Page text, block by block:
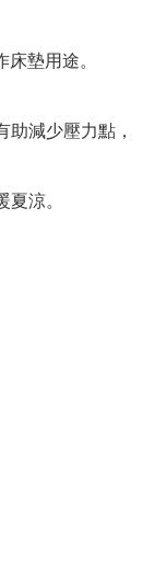
墊用途。
助減少壓力點，
涼。